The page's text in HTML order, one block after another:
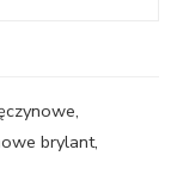
,
brylant,